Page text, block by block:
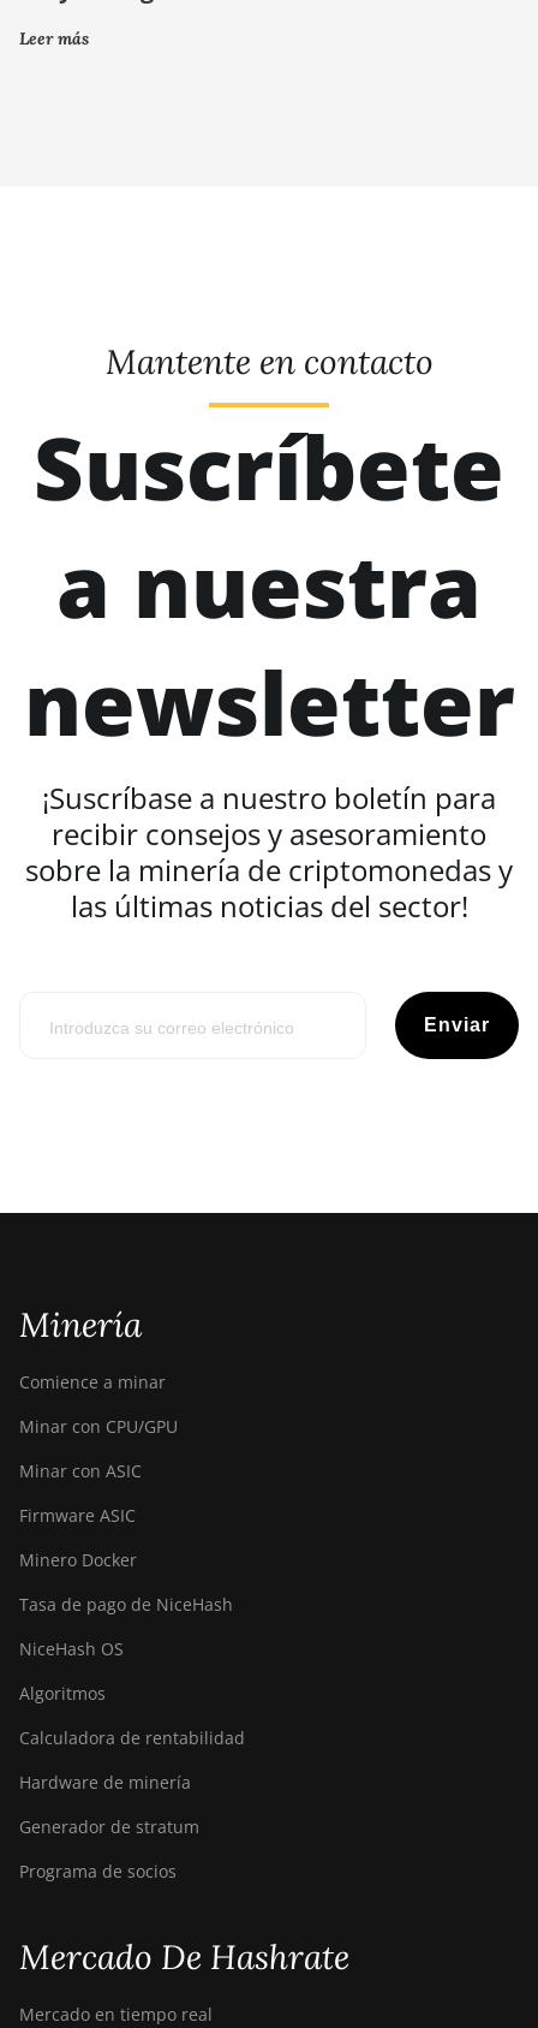
Leer más
Mantente en contacto
Suscríbete
a nuestra
newsletter
¡Suscríbase a nuestro boletín para
recibir consejos y asesoramiento
sobre la minería de criptomonedas y
las últimas noticias del sector!
Enviar
Minería
Comience a minar
Minar con CPU/GPU
Minar con ASIC
Firmware ASIC
Minero Docker
Tasa de pago de NiceHash
NiceHash OS
Algoritmos
Calculadora de rentabilidad
Hardware de minería
Generador de stratum
Programa de socios
Mercado De Hashrate
Mercado en tiempo real